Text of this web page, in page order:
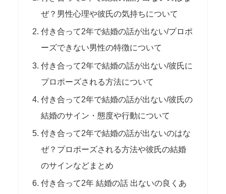
ぜ？男性心理や彼氏の気持ちについて
付き合って2年で結婚の話が出ない/プロポ
ーズできない男性の特徴について
付き合って2年で結婚の話が出ない/彼氏に
プロポーズされる方法について
付き合って2年で結婚の話が出ない/彼氏の
結婚のサイン・態度や行動について
付き合って2年で結婚の話が出ないのはな
ぜ？プロポーズされる方法や彼氏の結婚
のサインなどまとめ
付き合って2年 結婚の話 出ないの良くあ